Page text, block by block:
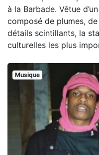
à la Barbade. Vêtue
composé de plumes,
détails scintillants, la
culturelles les plus
Musique